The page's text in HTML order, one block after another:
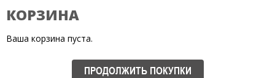
КОРЗИНА
Ваша корзина пуста.
ПРОДОЛЖИТЬ ПОКУПКИ